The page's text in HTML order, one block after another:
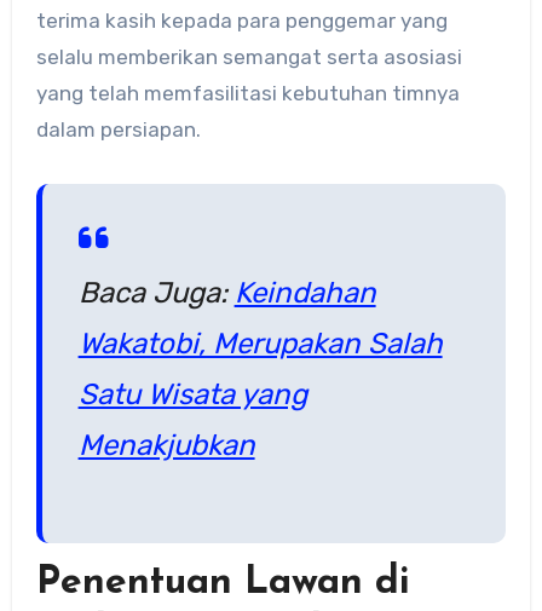
terima kasih kepada para penggemar yang
selalu memberikan semangat serta asosiasi
yang telah memfasilitasi kebutuhan timnya
dalam persiapan.
Baca Juga: Keindahan
Wakatobi, Merupakan Salah
Satu Wisata yang
Menakjubkan
Penentuan Lawan di